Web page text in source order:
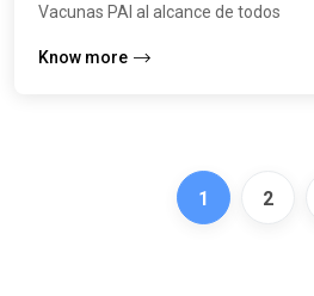
Vacunas PAI al alcance de todos
Know more
1 2